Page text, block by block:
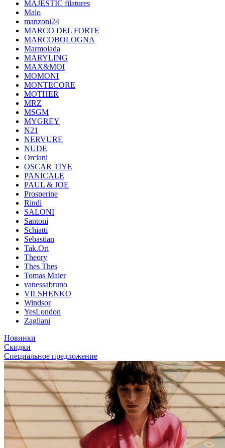
MAJESTIC filatures
Malo
manzoni24
MARCO DEL FORTE
MARCOBOLOGNA
Marmolada
MARYLING
MAX&MOI
MOMONI
MONTECORE
MOTHER
MRZ
MSGM
MYGREY
N21
NERVURE
NUDE
Orciani
OSCAR TIYE
PANICALE
PAUL & JOE
Prosperine
Rindi
SALONI
Santoni
Schiatti
Sebastian
Tak.Ori
Theory
Thes Thes
Tomas Maier
vanessabruno
VILSHENKO
Windsor
YesLondon
Zagliani
Новинки
Скидки
Специальное предложение